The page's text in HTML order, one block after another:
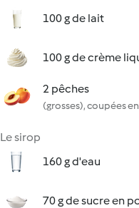
100 g de lait
100 g de crème
2 pêches
(grosses), coupées
Le sirop
160 g d'eau
70 g de sucre en